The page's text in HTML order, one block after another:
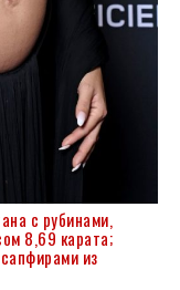
с рубинами,
8,69 карата;
из